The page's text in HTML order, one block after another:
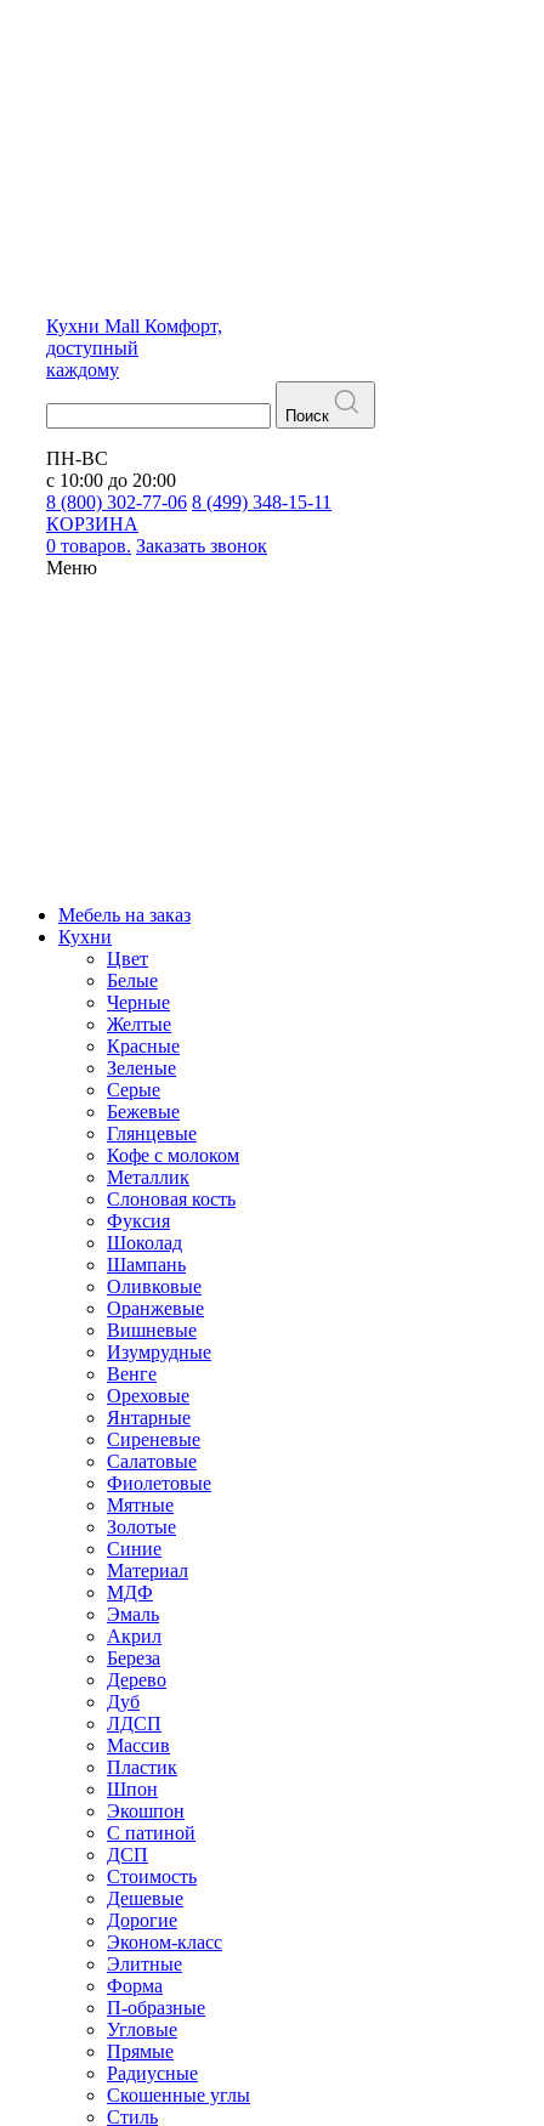
Кухни Mall Комфорт,
доступный
каждому
Поиск
ПН-ВС
с 10:00 до 20:00
8 (800) 302-77-06 8 (499) 348-15-11
КОРЗИНА
0 товаров. Заказать звонок
Меню
Мебель на заказ
Кухни
Цвет
Белые
Черные
Желтые
Красные
Зеленые
Серые
Бежевые
Глянцевые
Кофе с молоком
Металлик
Слоновая кость
Фуксия
Шоколад
Шампань
Оливковые
Оранжевые
Вишневые
Изумрудные
Венге
Ореховые
Янтарные
Сиреневые
Салатовые
Фиолетовые
Мятные
Золотые
Синие
Материал
МДФ
Эмаль
Акрил
Береза
Дерево
Дуб
ЛДСП
Массив
Пластик
Шпон
Экошпон
С патиной
ДСП
Стоимость
Дешевые
Дорогие
Эконом-класс
Элитные
Форма
П-образные
Угловые
Прямые
Радиусные
Скошенные углы
Стиль